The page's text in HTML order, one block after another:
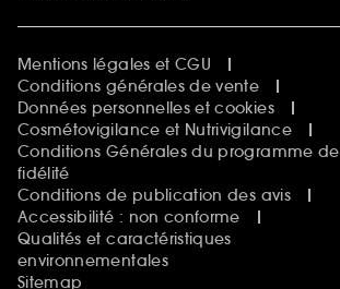
Mentions légales et CGU
Conditions générales de vente
Données personnelles et cookies
Cosmétovigilance et Nutrivigilance
Conditions Générales du programme de
fidélité
Conditions de publication des avis
Accessibilité : non conforme
Qualités et caractéristiques
environnementales
Sitemap